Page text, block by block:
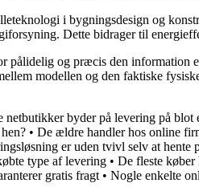
i bygningsdesign og
Dette bidrager til
og præcis den information
modellen og den faktiske
netbutikker byder på levering på blot
• De ældre handler hos online
er uden tvivl selv at hente
type af levering • De fleste køber
gratis fragt • Nogle enkelte